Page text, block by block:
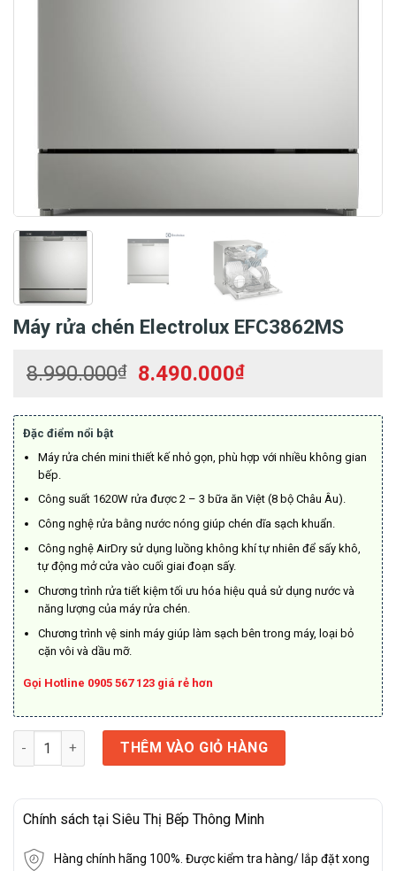
Máy rửa chén Electrolux EFC3862MS
8.990.000₫
Giá
là:
8.490.000₫Giá
tại
8.490.000₫.
Đặc điểm nổi bật
Máy rửa chén mini thiết kế nhỏ gọn, phù hợp với nhiều không gian
bếp.
Công suất 1620W rửa được 2 – 3 bữa ăn Việt (8 bộ Châu Âu).
Công nghệ rửa bằng nước nóng giúp chén dĩa sạch khuẩn.
Công nghệ AirDry sử dụng luồng không khí tự nhiên để sấy khô,
tự động mở cửa vào cuối giai đoạn sấy.
Chương trình rửa tiết kiệm tối ưu hóa hiệu quả sử dụng nước và
năng lượng của máy rửa chén.
Chương trình vệ sinh máy giúp làm sạch bên trong máy, loại bỏ
cặn vôi và dầu mỡ.
Gọi Hotline 0905 567 123 giá rẻ hơn
Máy rửa chén Electrolux EFC3862MS số lượng
THÊM VÀO GIỎ HÀNG
Chính sách tại Siêu Thị Bếp Thông Minh
Hàng chính hãng 100%. Được kiểm tra hàng/ lắp đặt xong